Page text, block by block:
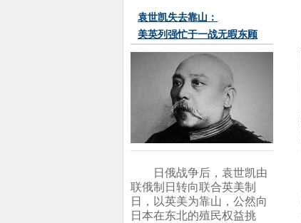
袁世凯失去靠山：
美英列强忙于一战无暇东顾
日俄战争后，袁世凯由
联俄制日转向联合英美制
日，以英美为靠山，公然向
日本在东北的殖民权益挑